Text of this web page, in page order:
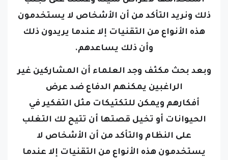
ذلك ونريد التأكد من أن الأشخاص لا يستخدمون
هذه الأنواع من التقنيات إلا عندما يريدون ذلك
وأن ذلك يساعدهم.
وبعد بحث مكثف وجد العلماء أن المشاركين غير
الراغبين يمكنهم الدفاع ضد عرض
أفكارهم ويمكن للتكتيكات مثل التفكير في
الحيوانات أو تخيل قصتها أن تتيح لك التغلب
على النظام والتأكد من أن الأشخاص لا
يستخدمون هذه الأنواع من التقنيات إلا عندما